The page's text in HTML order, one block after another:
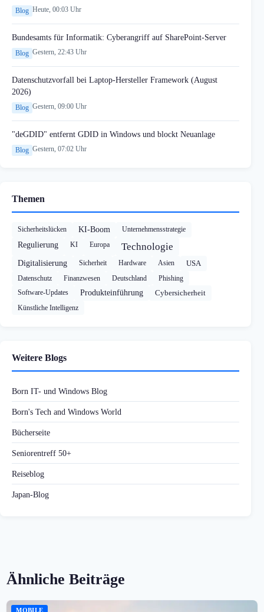
Blog Heute, 00:03 Uhr
Bundesamts für Informatik: Cyberangriff auf SharePoint-Server
Blog Gestern, 22:43 Uhr
Datenschutzvorfall bei Laptop-Hersteller Framework (August
2026)
Blog Gestern, 09:00 Uhr
"deGDID" entfernt GDID in Windows und blockt Neuanlage
Blog Gestern, 07:02 Uhr
Themen
Sicherheitslücken KI-Boom Unternehmensstrategie
Regulierung KI Europa Technologie
Digitalisierung Sicherheit Hardware Asien USA
Datenschutz Finanzwesen Deutschland
Phishing
Software-Updates
Produkteinführung Cybersicherheit
Künstliche Intelligenz
Weitere Blogs
Born IT- und Windows Blog
Born's Tech and Windows World
Bücherseite
Seniorentreff 50+
Reiseblog
Japan-Blog
Ähnliche Beiträge
MOBILE